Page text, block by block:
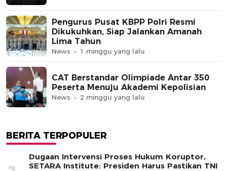
Pengurus Pusat KBPP Polri Resmi
Dikukuhkan, Siap Jalankan Amanah
Lima Tahun
News 1 minggu yang lalu
CAT Berstandar Olimpiade Antar 350
Peserta Menuju Akademi Kepolisian
News 2 minggu yang lalu
BERITA TERPOPULER
Dugaan Intervensi Proses Hukum Koruptor,
SETARA Institute: Presiden Harus Pastikan TNI